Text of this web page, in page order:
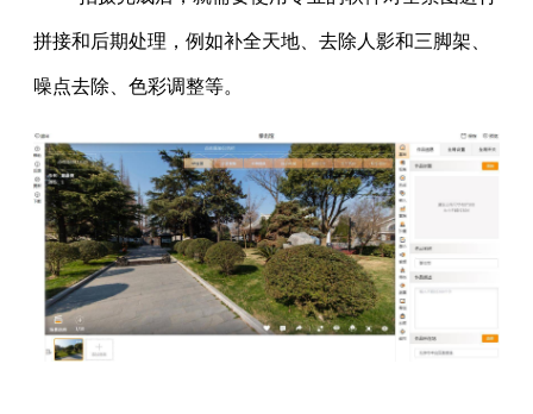
拼接和后期处理，例如补全天地、去除人影和三脚架、
噪点去除、色彩调整等。